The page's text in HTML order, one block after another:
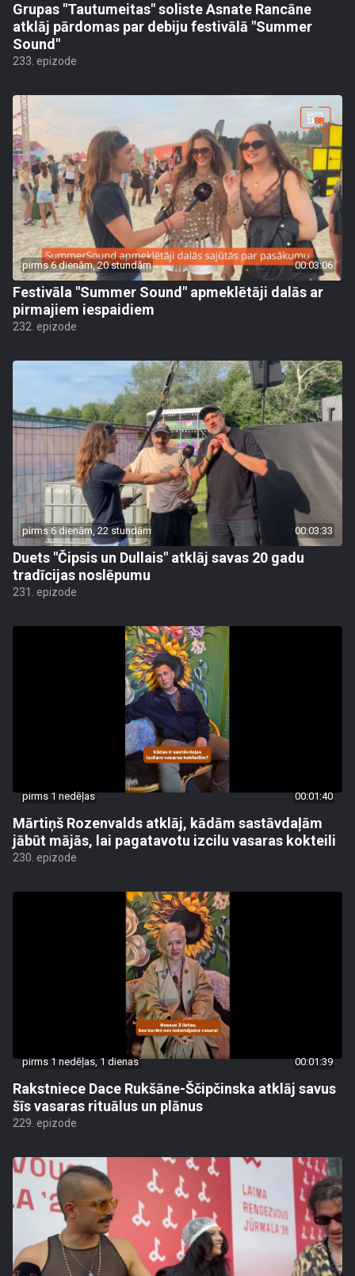
Grupas "Tautumeitas" soliste Asnate Rancāne
atklāj pārdomas par debiju festivālā "Summer
Sound"
233. epizode
pirms 6 dienām, 20 stundām 00:03:06
Festivāla "Summer Sound" apmeklētāji dalās ar
pirmajiem iespaidiem
232. epizode
pirms 6 dienām, 22 stundām 00:03:33
Duets "Čipsis un Dullais" atklāj savas 20 gadu
tradīcijas noslēpumu
231. epizode
pirms 1 nedēļas 00:01:40
Mārtiņš Rozenvalds atklāj, kādām sastāvdaļām
jābūt mājās, lai pagatavotu izcilu vasaras kokteili
230. epizode
pirms 1 nedēļas, 1 dienas 00:01:39
Rakstniece Dace Rukšāne-Ščipčinska atklāj savus
šīs vasaras rituālus un plānus
229. epizode